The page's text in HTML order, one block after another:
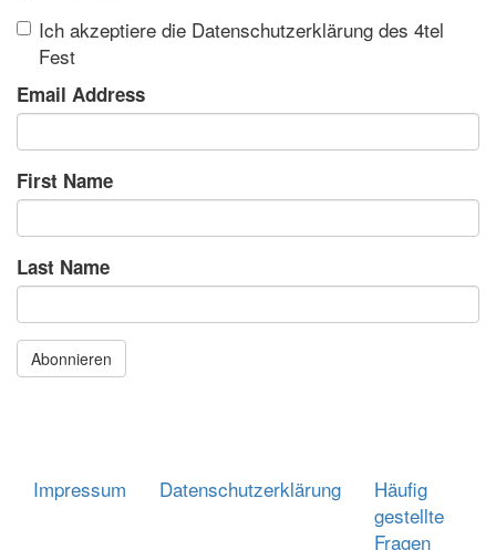
Ich akzeptiere die Datenschutzerklärung des 4tel
Fest
Email Address
First Name
Last Name
Abonnieren
Footer
Impressum Datenschutzerklärung
Häufig
gestellte
Fragen